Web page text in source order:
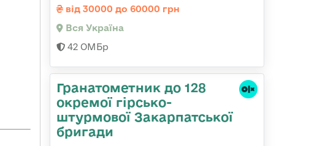
від 30000 до 60000 грн
Вся Україна
42 ОМБр
Гранатометник до 128
окремої гірсько-
штурмової Закарпатської
бригади